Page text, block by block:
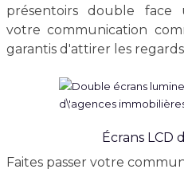
présentoirs double face
votre communication
garantis d'attirer les
Écrans LCD
Faites passer votre